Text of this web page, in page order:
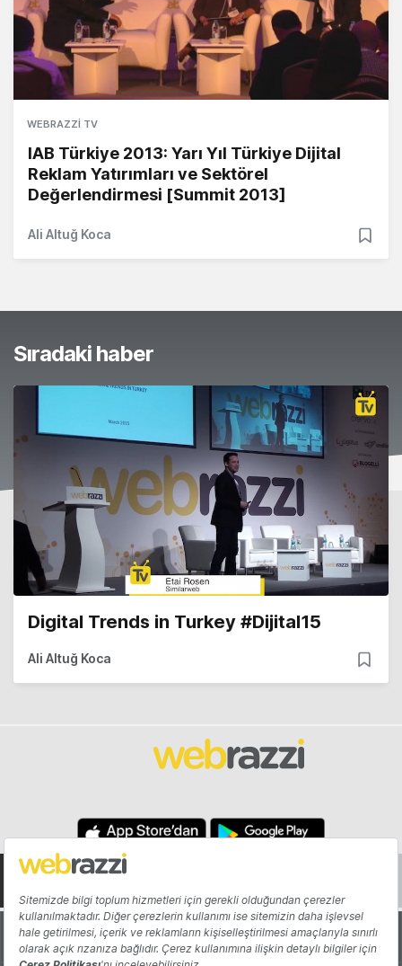
WEBRAZZI TV
IAB Türkiye 2013: Yarı Yıl Türkiye Dijital
Reklam Yatırımları ve Sektörel
Değerlendirmesi [Summit 2013]
Ali Altuğ Koca
Sıradaki haber
Digital Trends in Turkey #Dijital15
Ali Altuğ Koca
Hakkında Yazarlar